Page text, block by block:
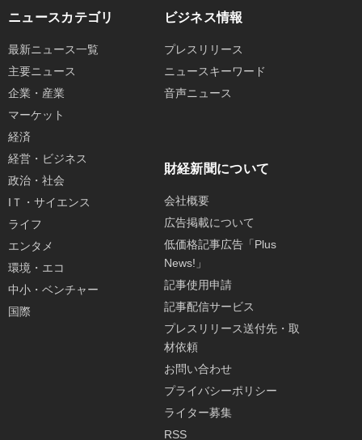
ニュースカテゴリ
最新ニュース一覧
主要ニュース
企業・産業
マーケット
経済
経営・ビジネス
政治・社会
IＴ・サイエンス
ライフ
エンタメ
環境・エコ
中小・ベンチャー
国際
ビジネス情報
プレスリリース
ニュースキーワード
音声ニュース
財経新聞について
会社概要
広告掲載について
低価格記事広告「Plus
News!」
記事使用申請
記事配信サービス
プレスリリース送付先・取
材依頼
お問い合わせ
プライバシーポリシー
ライター募集
RSS